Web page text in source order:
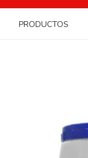
PRODUCTOS